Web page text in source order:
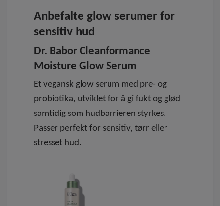
Anbefalte glow serumer for
sensitiv hud
Dr. Babor Cleanformance
Moisture Glow Serum
Et vegansk glow serum med pre- og
probiotika, utviklet for å gi fukt og glød
samtidig som hudbarrieren styrkes.
Passer perfekt for sensitiv, tørr eller
stresset hud.